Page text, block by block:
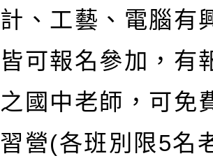
計、工藝、電腦有
皆可報名參加，有
之國中老師，可免
習營(各班別限5名